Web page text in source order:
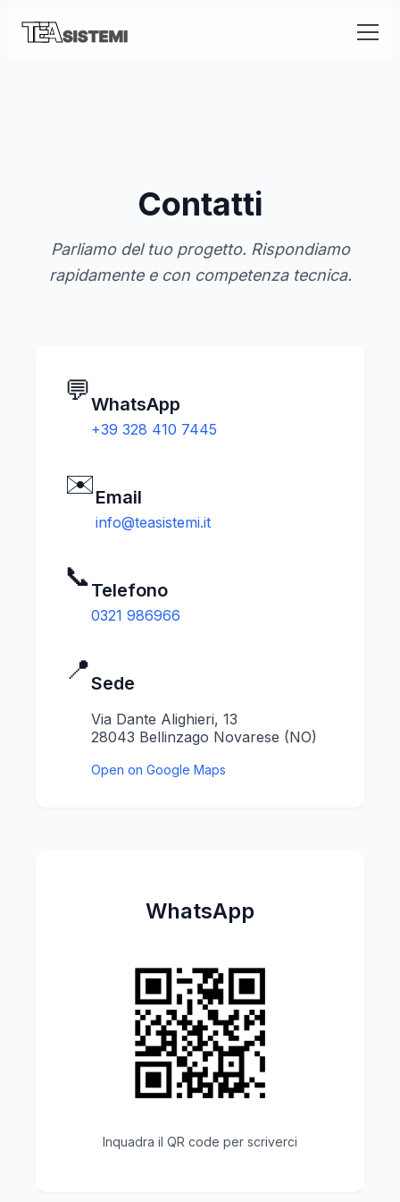
Contatti
Parliamo del tuo progetto. Rispondiamo
rapidamente e con competenza tecnica.
💬WhatsApp
+39 328 410 7445
✉️Email
info@teasistemi.it
📞Telefono
0321 986966
📍Sede
Via Dante Alighieri, 13
28043 Bellinzago Novarese (NO)
Open on Google Maps
WhatsApp
Inquadra il QR code per scriverci